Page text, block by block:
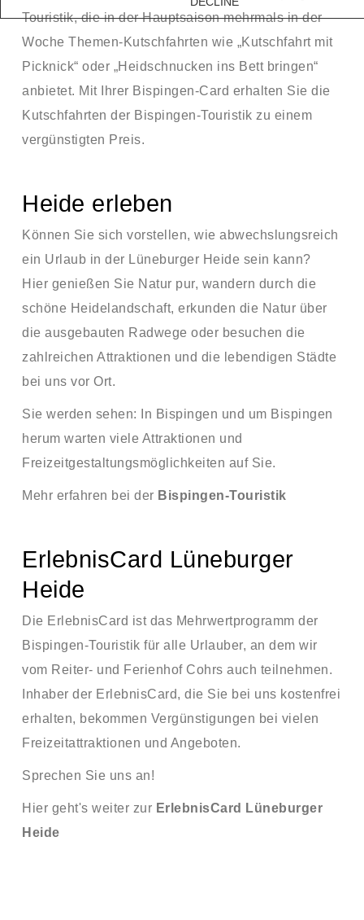
Touristik, die in der Hauptsaison mehrmals in der
Woche Themen-Kutschfahrten wie „Kutschfahrt mit
Picknick“ oder „Heidschnucken ins Bett bringen“
anbietet. Mit Ihrer Bispingen-Card erhalten Sie die
Kutschfahrten der Bispingen-Touristik zu einem
vergünstigten Preis.
Heide erleben
Können Sie sich vorstellen, wie abwechslungsreich
ein Urlaub in der Lüneburger Heide sein kann?
Hier genießen Sie Natur pur, wandern durch die
schöne Heidelandschaft, erkunden die Natur über
die ausgebauten Radwege oder besuchen die
zahlreichen Attraktionen und die lebendigen Städte
bei uns vor Ort.
Sie werden sehen: In Bispingen und um Bispingen
herum warten viele Attraktionen und
Freizeitgestaltungsmöglichkeiten auf Sie.
Mehr erfahren bei der Bispingen-Touristik
ErlebnisCard Lüneburger
Heide
Die ErlebnisCard ist das Mehrwertprogramm der
Bispingen-Touristik für alle Urlauber, an dem wir
vom Reiter- und Ferienhof Cohrs auch teilnehmen.
Inhaber der ErlebnisCard, die Sie bei uns kostenfrei
erhalten, bekommen Vergünstigungen bei vielen
Freizeitattraktionen und Angeboten.
Sprechen Sie uns an!
Hier geht's weiter zur ErlebnisCard Lüneburger
Heide